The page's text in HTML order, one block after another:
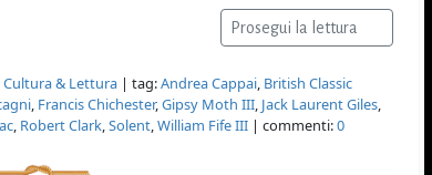
Prosegui la lettura
Cultura & Lettura | tag:Andrea Cappai, British Classic
, Francis Chichester,Gipsy Moth III, Jack Laurent Giles,
, Robert Clark,Solent,William Fife III | commenti:0